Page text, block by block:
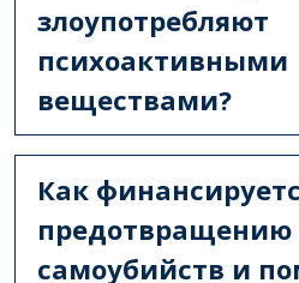
злоупотребляют
психоактивными
веществами?
Как
предотвращению
самоубийств и